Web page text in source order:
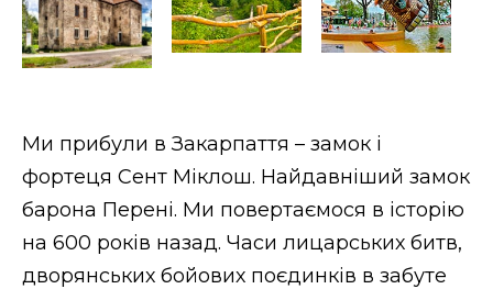
Ми прибули в Закарпаття – замок і
фортеця Сент Міклош. Найдавніший замок
барона Перені. Ми повертаємося в історію
на 600 років назад. Часи лицарських битв,
дворянських бойових поєдинків в забуте